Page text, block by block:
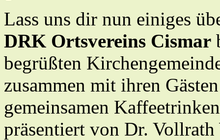
Lass uns dir nun einiges
DRK Ortsvereins Cismar
begrüßten
zusammen mit ihren
gemeinsamen
präsentiert von Dr.